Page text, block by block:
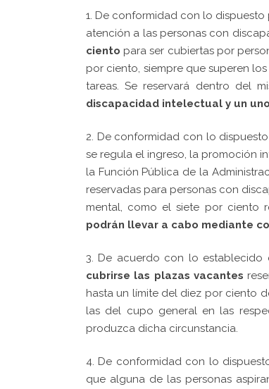
1. De conformidad con lo
atención a las personas con
ciento para ser cubiertas por
por ciento, siempre que superen
tareas. Se reservará dentro del
discapacidad intelectual y un
2. De conformidad con lo
se regula el ingreso, la promoción
la Función Pública de la
reservadas para personas con
mental, como el siete por ciento
podrán llevar a cabo mediante
3. De acuerdo con lo establecido
cubrirse las plazas vacantes
hasta un límite del diez por ciento
las del cupo general en las
produzca dicha circunstancia.
4. De conformidad con lo
que alguna de las personas